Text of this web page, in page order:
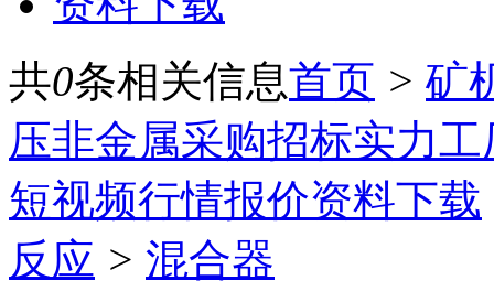
共0条相关信息首页 > 矿
压非金属采购招标实力工
短视频行情报价资料下载
反应 > 混合器